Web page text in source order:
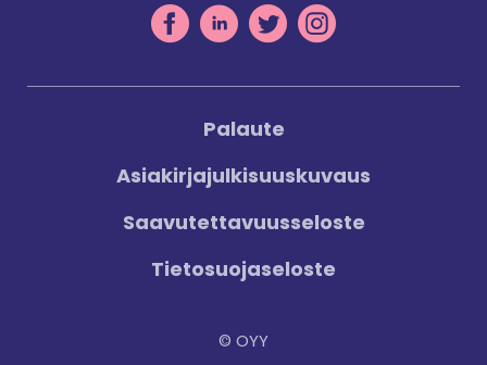
© OYY
Palaute
Asiakirjajulkisuuskuvaus
Saavutettavuusseloste
Tietosuojaseloste